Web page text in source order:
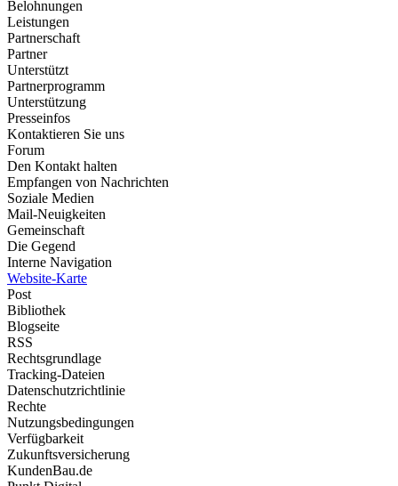
Belohnungen
Leistungen
Partnerschaft
Partner
Unterstützt
Partnerprogramm
Unterstützung
Presseinfos
Kontaktieren Sie uns
Forum
Den Kontakt halten
Empfangen von Nachrichten
Soziale Medien
Mail-Neuigkeiten
Gemeinschaft
Die Gegend
Interne Navigation
Website-Karte
Post
Bibliothek
Blogseite
RSS
Rechtsgrundlage
Tracking-Dateien
Datenschutzrichtlinie
Rechte
Nutzungsbedingungen
Verfügbarkeit
Zukunftsversicherung
KundenBau.de